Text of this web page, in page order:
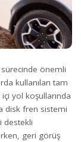
önemli
kullanılan tam
yol koşullarında
disk fren sistemi
destekli
geri görüş